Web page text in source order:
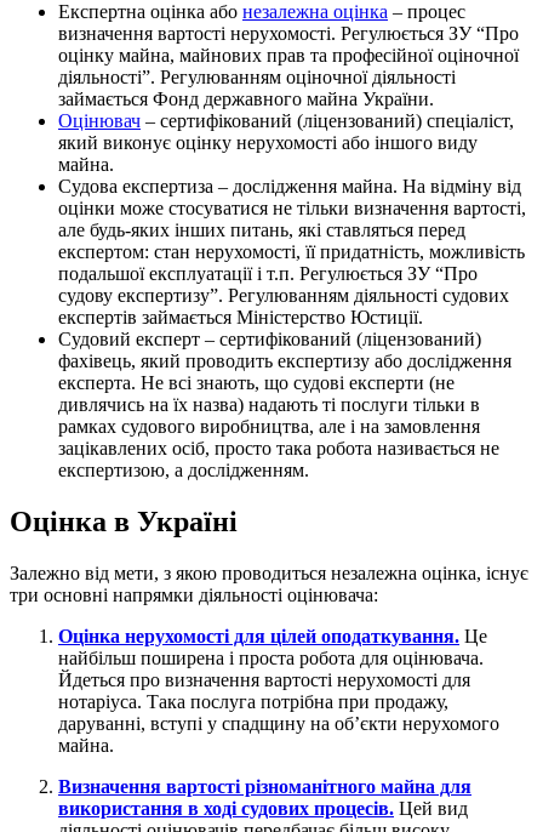
Експертна оцінка або незалежна оцінка – процес
визначення вартості нерухомості. Регулюється ЗУ “Про
оцінку майна, майнових прав та професійної оціночної
діяльності”. Регулюванням оціночної діяльності
займається Фонд державного майна України.
Оцінювач – сертифікований (ліцензований) спеціаліст,
який виконує оцінку нерухомості або іншого виду
майна.
Судова експертиза – дослідження майна. На відміну від
оцінки може стосуватися не тільки визначення вартості,
але будь-яких інших питань, які ставляться перед
експертом: стан нерухомості, її придатність, можливість
подальшої експлуатації і т.п. Регулюється ЗУ “Про
судову експертизу”. Регулюванням діяльності судових
експертів займається Міністерство Юстиції.
Судовий експерт – сертифікований (ліцензований)
фахівець, який проводить експертизу або дослідження
експерта. Не всі знають, що судові експерти (не
дивлячись на їх назва) надають ті послуги тільки в
рамках судового виробництва, але і на замовлення
зацікавлених осіб, просто така робота називається не
експертизою, а дослідженням.
Оцінка в Україні
Залежно від мети, з якою проводиться незалежна оцінка, існує
три основні напрямки діяльності оцінювача:
Оцінка нерухомості для цілей оподаткування. Це
найбільш поширена і проста робота для оцінювача.
Йдеться про визначення вартості нерухомості для
нотаріуса. Така послуга потрібна при продажу,
даруванні, вступі у спадщину на об’єкти нерухомого
майна.
Визначення вартості різноманітного майна для
використання в ході судових процесів. Цей вид